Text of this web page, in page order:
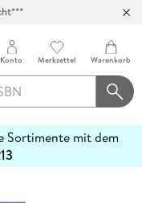
Konto Merkzettel Warenkorb
Sortimente mit dem